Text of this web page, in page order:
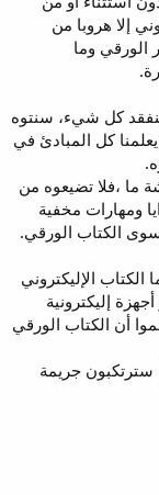
إلا هروبا من
الورقي وما
سنفقد كل شيء، سنتوه
كل المبادئ في
ما ،فلا تضيعوه من
ومهارات مخفية
سوى الكتاب الورقي.
الكتاب الإليكتروني
إليكترونية
أن الكتاب الورقي
سترتكبون جريمة